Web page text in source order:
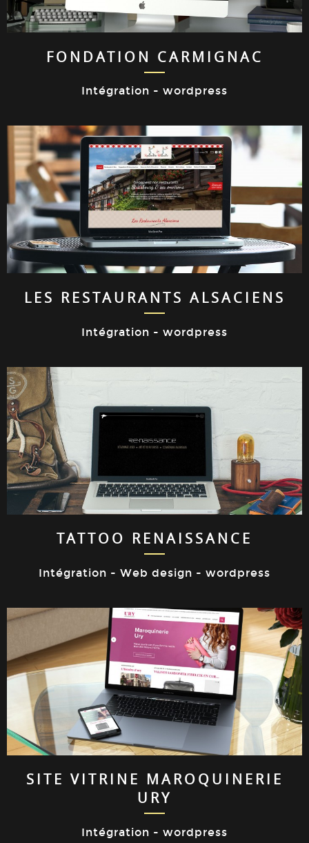
FONDATION CARMIGNAC
Intégration - wordpress
LES RESTAURANTS ALSACIENS
Intégration - wordpress
TATTOO RENAISSANCE
Intégration - Web design - wordpress
SITE VITRINE MAROQUINERIE
URY
Intégration - wordpress